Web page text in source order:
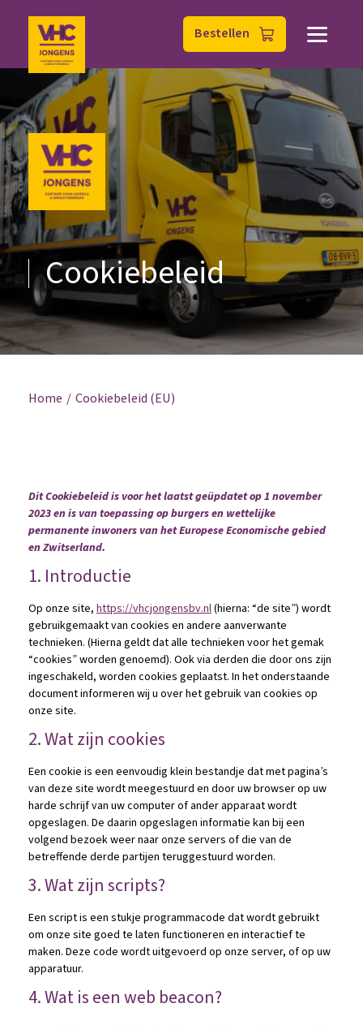
Bestellen
Cookiebeleid
Home Cookiebeleid (EU)
Dit Cookiebeleid is voor het laatst geüpdatet op 1 november
2023 en is van toepassing op burgers en wettelijke
permanente inwoners van het Europese Economische gebied
en Zwitserland.
1. Introductie
Op onze site, https://vhcjongensbv.nl(hierna: “de site”) wordt
gebruikgemaakt van cookies en andere aanverwante
technieken. (Hierna geldt dat alle technieken voor het gemak
“cookies” worden genoemd). Ook via derden die door ons zijn
ingeschakeld, worden cookies geplaatst. In het onderstaande
document informeren wij u over het gebruik van cookies op
onze site.
2. Wat zijn cookies
Een cookie is een eenvoudig klein bestandje dat met pagina’s
van deze site wordt meegestuurd en door uw browser op uw
harde schrijf van uw computer of ander apparaat wordt
opgeslagen. De daarin opgeslagen informatie kan bij een
volgend bezoek weer naar onze servers of die van de
betreffende derde partijen teruggestuurd worden.
3. Wat zijn scripts?
Een script is een stukje programmacode dat wordt gebruikt
om onze site goed te laten functioneren en interactief te
maken. Deze code wordt uitgevoerd op onze server, of op uw
apparatuur.
4. Wat is een web beacon?